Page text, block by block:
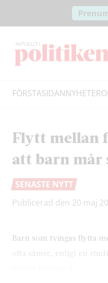
innehållet
headern
FÖRSTASIDANNYHETER
Flytt mellan
att barn mår
SENASTE NYTT
Publicerad den 20 maj
Barn som tvingas flytta
ofta sämre, enligt en